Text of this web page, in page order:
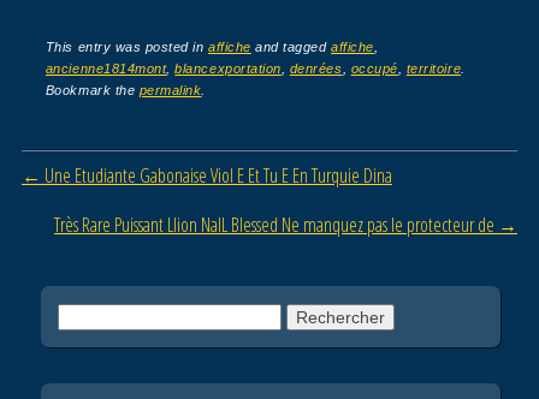
c
e
o
k
tt
er
ail
ta
g
This entry was posted inaffiche and taggedaffiche
ancienne1814mont,blancexportation denrées occupé territoire
Bookmark the permalink
Post navigation
← Une Etudiante Gabonaise Viol E Et Tu E En Turquie Dina
Très Rare Puissant Llion NalL Blessed Ne manquez pas le protecteur de →